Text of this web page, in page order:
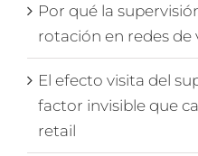
Por qué la
rotación en redes de
El efecto visita del
factor invisible que
retail